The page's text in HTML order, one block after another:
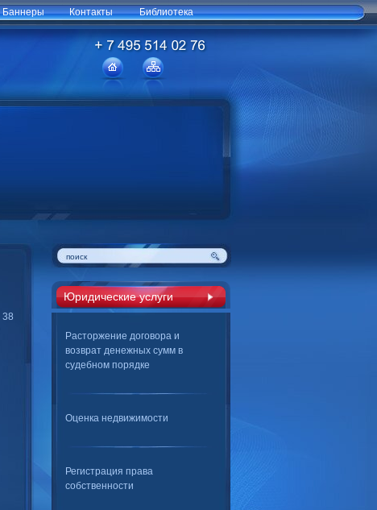
Баннеры Контакты Библиотека
Юридические услуги
Расторжение договора и
возврат денежных сумм в
судебном порядке
Оценка недвижимости
Регистрация права
собственности
38